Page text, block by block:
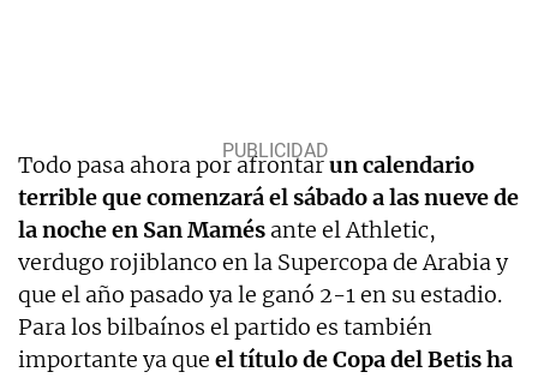
Todo pasa ahora por afrontarun calendario
terrible que comenzará el sábado a las nueve de
la noche en San Mamés ante el Athletic,
verdugo rojiblanco en la Supercopa de Arabia y
que el año pasado ya le ganó 2-1 en su estadio.
Para los bilbaínos el partido es también
importante ya que el título de Copa del Betis ha